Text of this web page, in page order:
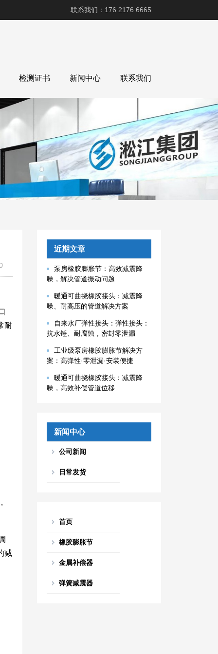
联系我们：176 2176 6665
检测证书 新闻中心 联系我们
耐
减
近期文章
泵房橡胶膨胀节：高效减震降
噪，解决管道振动问题
暖通可曲挠橡胶接头：减震降
噪、耐高压的管道解决方案
自来水厂弹性接头：弹性接头：
抗水锤、耐腐蚀，密封零泄漏
工业级泵房橡胶膨胀节解决方
案：高弹性·零泄漏·安装便捷
暖通可曲挠橡胶接头：减震降
噪，高效补偿管道位移
新闻中心
公司新闻
日常发货
首页
橡胶膨胀节
金属补偿器
弹簧减震器